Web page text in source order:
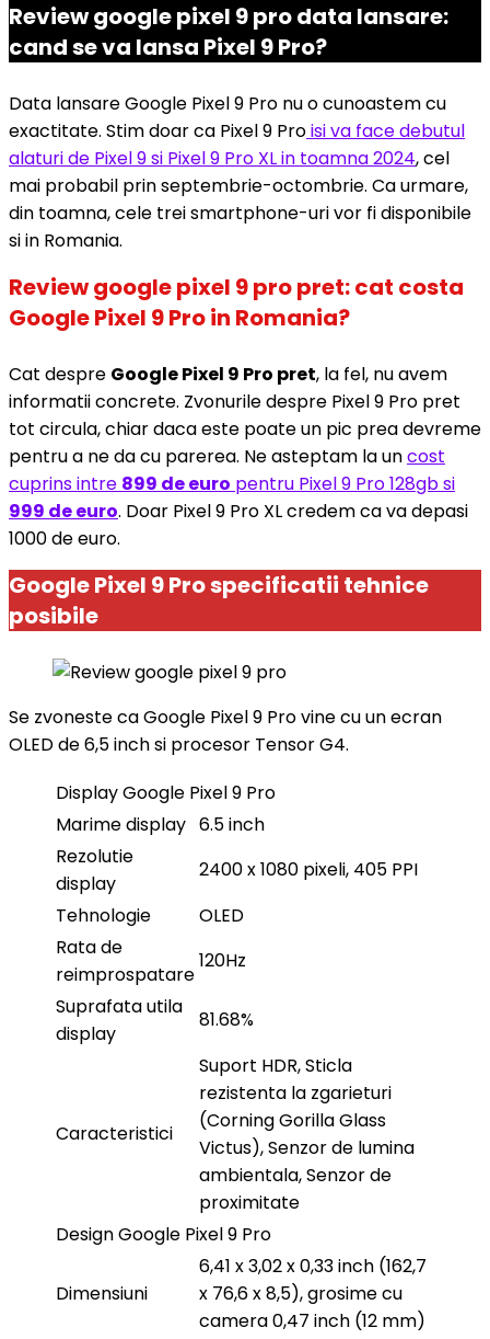
Review google pixel 9 pro data lansare:
cand se va lansa Pixel 9 Pro?
Data lansare Google Pixel 9 Pro nu o cunoastem cu
exactitate. Stim doar ca Pixel 9 Proisi va face debutul
alaturi de Pixel 9 si Pixel 9 Pro XL in toamna 2024, cel
mai probabil prin septembrie-octombrie. Ca urmare,
din toamna, cele trei smartphone-uri vor fi disponibile
si in Romania.
Review google pixel 9 pro pret: cat costa
Google Pixel 9 Pro in Romania?
Cat despre Google Pixel 9 Pro pret, la fel, nu avem
informatii concrete. Zvonurile despre Pixel 9 Pro pret
tot circula, chiar daca este poate un pic prea devreme
pentru a ne da cu parerea. Ne asteptam la uncost
cuprins intre 899 de euro pentru Pixel 9 Pro 128gb si
999 de euro. Doar Pixel 9 Pro XL credem ca va depasi
1000 de euro.
Google Pixel 9 Pro specificatii tehnice
posibile
Se zvoneste ca Google Pixel 9 Pro vine cu un ecran
OLED de 6,5 inch si procesor Tensor G4.
Display Google Pixel 9 Pro
Marime display 6.5 inch
Rezolutie
display
2400 x 1080 pixeli, 405 PPI
Tehnologie
OLED
Rata de
reimprospatare
120Hz
Suprafata utila
display
81.68%
Caracteristici
Suport HDR, Sticla
rezistenta la zgarieturi
(Corning Gorilla Glass
Victus), Senzor de lumina
ambientala, Senzor de
proximitate
Design Google Pixel 9 Pro
Dimensiuni
6,41 x 3,02 x 0,33 inch (162,7
x 76,6 x 8,5), grosime cu
camera 0,47 inch (12 mm)